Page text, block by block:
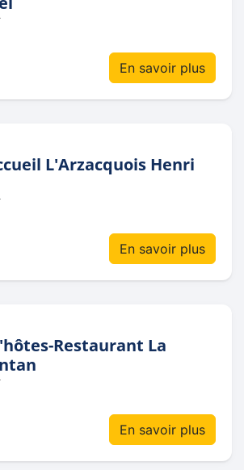
En savoir plus
L'Arzacquois Henri
En savoir plus
Restaurant La
En savoir plus